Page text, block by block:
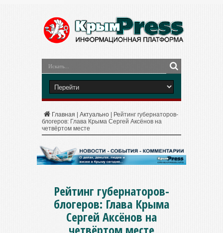
Главная Актуально
Рейтинг губернаторов-
блогеров: Глава Крыма Сергей Аксёнов на
четвёртом месте
Рейтинг губернаторов-
блогеров: Глава Крыма
Сергей Аксёнов на